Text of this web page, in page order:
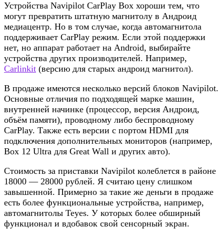
Устройства Navipilot CarPlay Box хороши тем, что
могут превратить штатную магнитолу в Андроид
медиацентр. Но в том случае, когда автомагнитола
поддерживает CarPlay режим. Если этой поддержки
нет, но аппарат работает на Android, выбирайте
устройства других производителей. Например,
Carlinkit (версию для старых андроид магнитол).
В продаже имеются несколько версий блоков Navipilot.
Основные отличия по подходящей марке машин,
внутренней начинке (процессор, версия Андроид,
объём памяти), проводному либо беспроводному
CarPlay. Также есть версии с портом HDMI для
подключения дополнительных мониторов (например,
Box 12 Ultra для Great Wall и других авто).
Стоимость за приставки Navipilot колеблется в районе
18000 — 28000 рублей. Я считаю цену слишком
завышенной. Примерно за такие же деньги в продаже
есть более функциональные устройства, например,
автомагнитолы Teyes. У которых более обширный
функционал и вдобавок свой сенсорный экран.